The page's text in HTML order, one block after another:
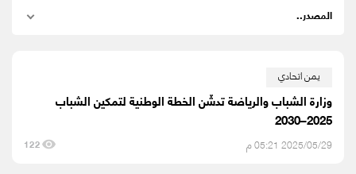
يمن اتحادي
وزارة الشباب والرياضة تدشّن الخطة الوطنية لتمكين الشباب
2025–2030
2025/05/29 05:21 م 122